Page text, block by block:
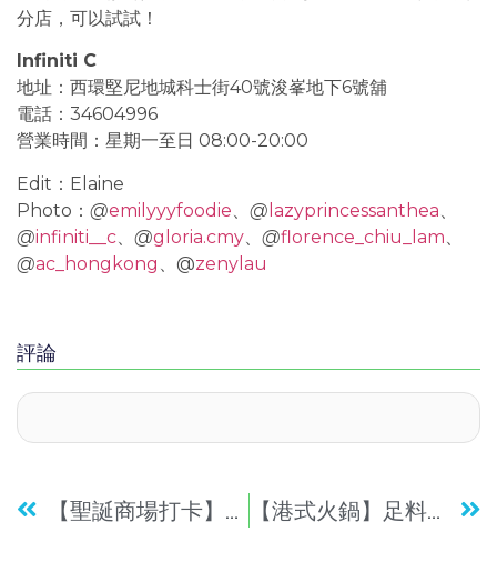
分店，可以試試！
Infiniti C
地址：西環堅尼地城科士街40號浚峯地下6號舖
電話：34604996
營業時間：星期一至日 08:00-20:00
Edit：Elaine
Photo： @emilyyyfoodie @ lazyprincessanthea
@infiniti__c @gloria.cmy @florence_chiu_lam
@ac_hongkong 、@zenylau
評論
【聖誕商場打卡】角落生物3大主題打卡！烘焙工房7款萌爆甜點班！- 屯門市廣場 【港式火鍋】足料九龍城老字號火鍋！每日限量手切本地牛+超濃沙嗲牛肉湯底！- 方榮記沙嗲牛肉專家